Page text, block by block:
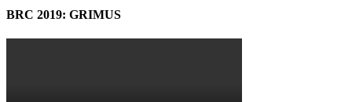
BRC 2019: GRIMUS